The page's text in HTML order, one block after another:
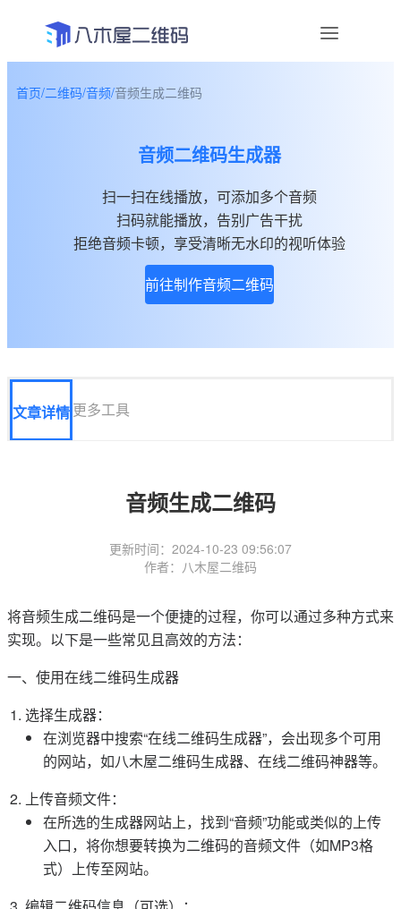
关于我们
首页/二维码/音频/音频生成二维码
音频二维码生成器
扫一扫在线播放，可添加多个音频
扫码就能播放，告别广告干扰
拒绝音频卡顿，享受清晰无水印的视听体验
前往制作音频二维码
文章详情更多工具
音频生成二维码
更新时间：2024-10-23 09:56:07
作者：八木屋二维码
将音频生成二维码是一个便捷的过程，你可以通过多种方式来
实现。以下是一些常见且高效的方法：
一、使用在线二维码生成器
选择生成器：
在浏览器中搜索“在线二维码生成器”，会出现多个可用
的网站，如八木屋二维码生成器、在线二维码神器等。
上传音频文件：
在所选的生成器网站上，找到“音频”功能或类似的上传
入口，将你想要转换为二维码的音频文件（如MP3格
式）上传至网站。